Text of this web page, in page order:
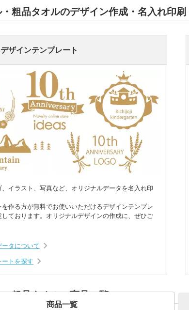
粗品タオルのデザイン作成・名入れ印
ザインテンプレート
イラスト、写真など、オリジナルデータを名入れ印
作る方が無料でお使いいただけるデザインテンプレ
ております。オリジナルデザインの作成に、ぜひご
タについて
トを探す
・粗品タオル 商品一覧
商品一覧
7oz)
ク・ナップサ
不織布トートバッグ
バッグ
デニムバッグ
ーチ ポリエステルポーチ
ンブラー・ア
ンブラー
プ・磁器マグ
シャツ(半袖・
オリジナルポロシャツ(半